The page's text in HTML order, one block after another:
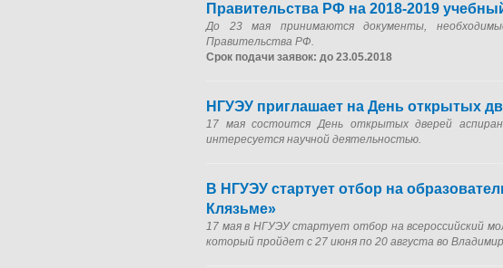
Правительства РФ на 2018-2019
До 23 мая принимаются документы,
Правительства РФ.
Срок подачи заявок: до 23.05.2018
НГУЭУ приглашает на День открытых
17 мая состоится День открытых дверей
интересуется научной деятельностью.
В НГУЭУ стартует отбор на
Клязьме»
17 мая в НГУЭУ стартует отбор на всероссийский
который пройдет с 27 июня по 20 августа во